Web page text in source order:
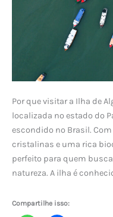
Por que visitar a Ilha de
localizada no estado do
escondido no Brasil.
cristalinas e uma rica
perfeito para quem
natureza. A ilha é
Compartilhe isso: